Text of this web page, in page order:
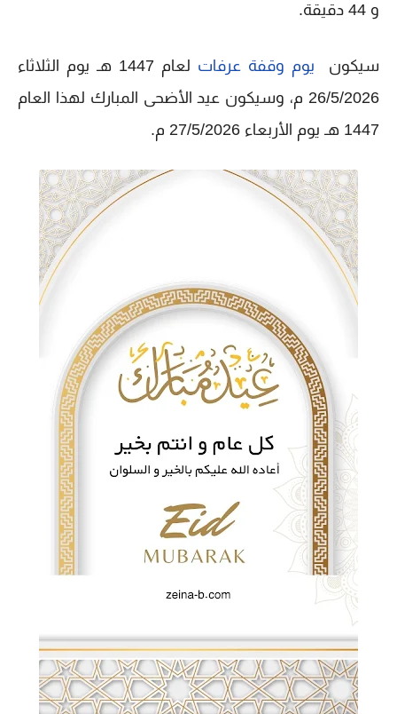
و 44 دقيقة.
سيكون يوم وقفة عرفات
لعام 1447 هـ يوم الثلاثاء
26/5/2026 م، وسيكون عيد الأضحى المبارك لهذا العام
1447 هـ يوم الأربعاء 27/5/2026 م.